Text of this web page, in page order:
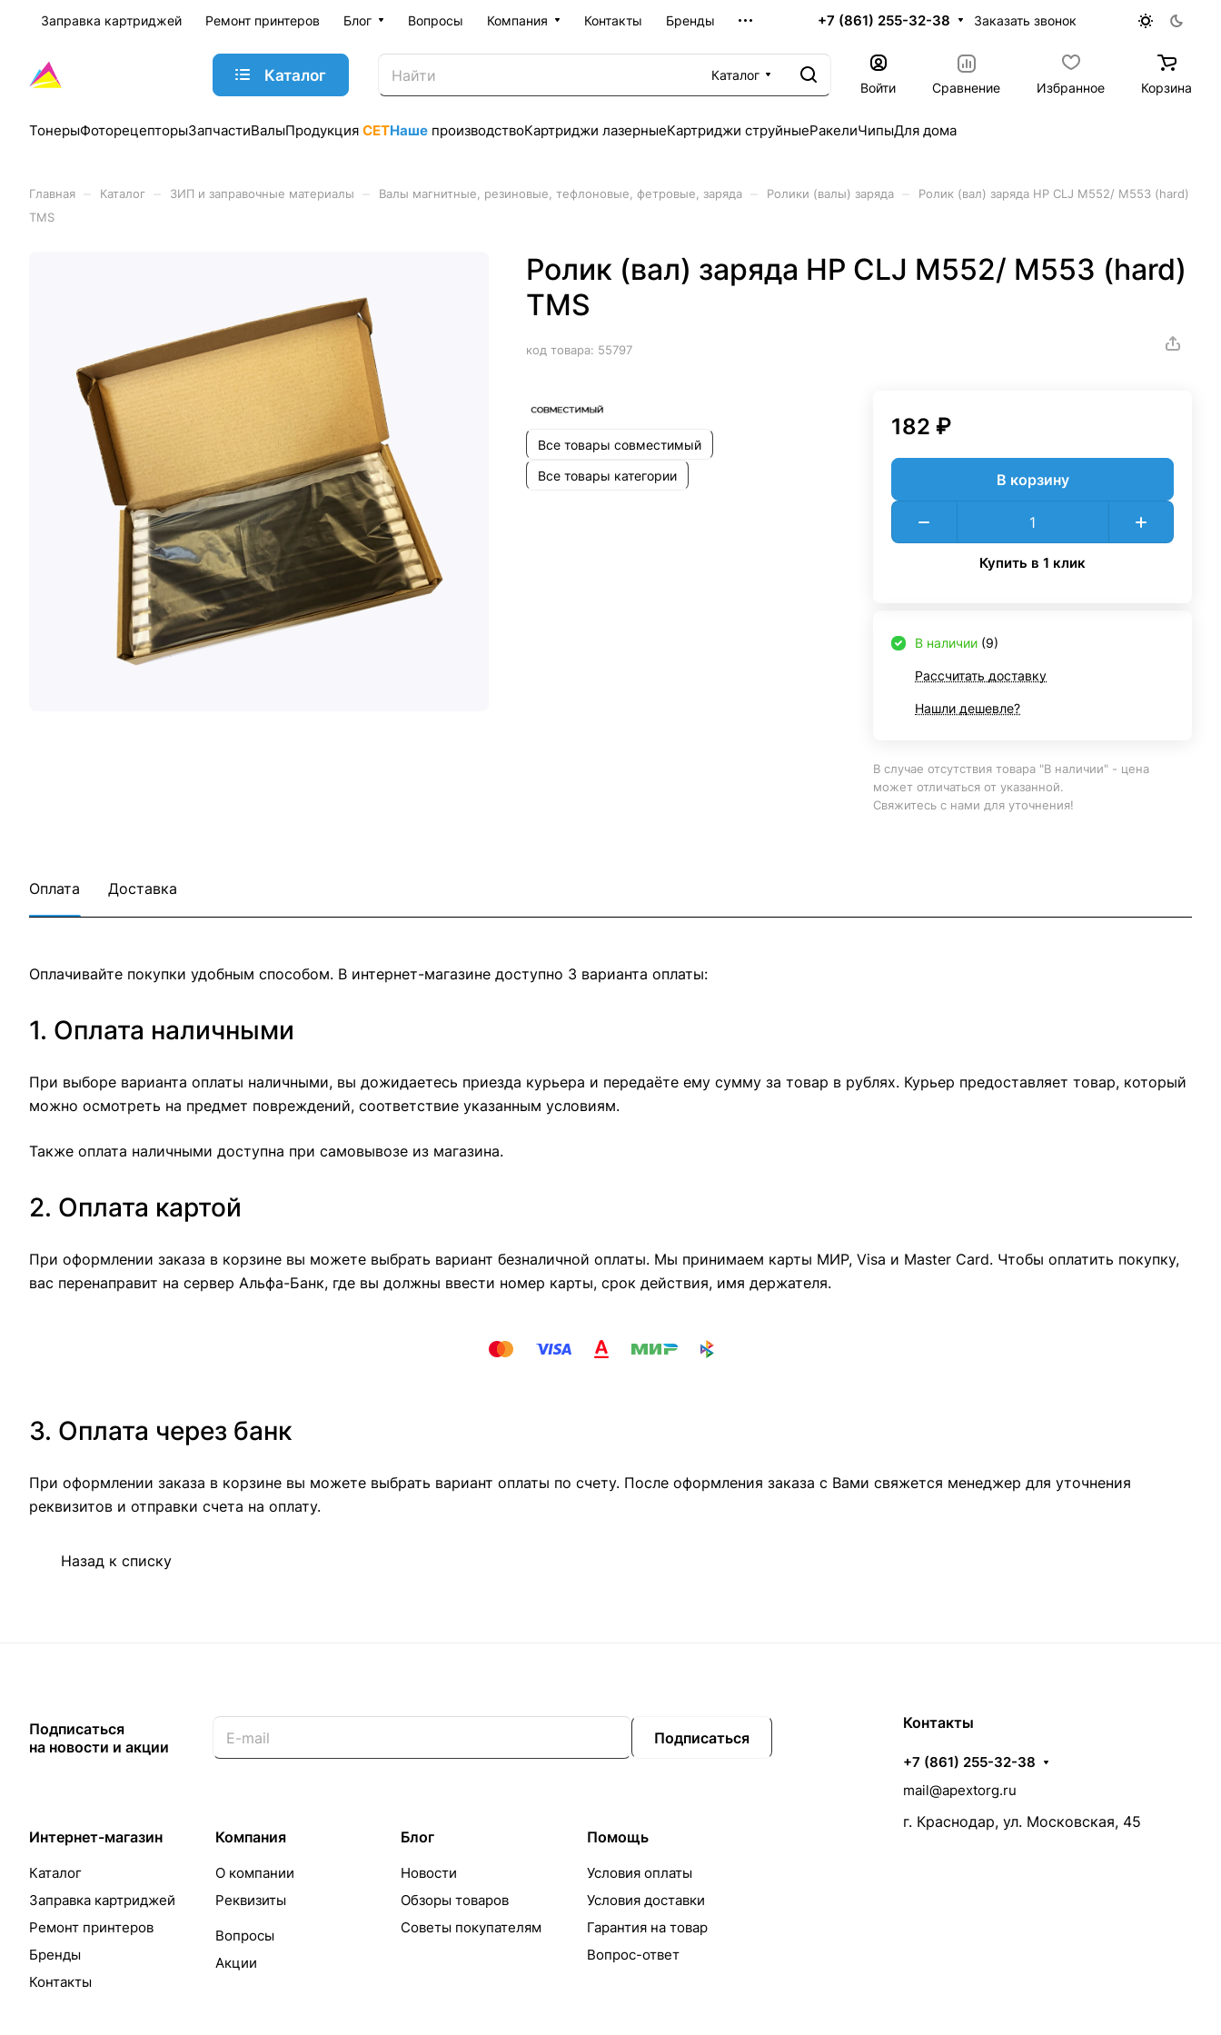
Заправка картриджей Ремонт принтеров Блог Вопросы Компания Контакты Бренды +7 (861) 255-32-38 Заказать звонок
Каталог
Каталог
Войти
Сравнение Избранное Корзина
ТонерыФоторецепторыЗапчастиВалыПродукция CETНаше производствоКартриджи лазерныеКартриджи струйныеРакелиЧипыДля дома
Главная Каталог ЗИП и заправочные материалы Валы магнитные, резиновые, тефлоновые, фетровые, заряда Ролики (валы) заряда
Ролик (вал) заряда HP CLJ M552/ M553 (hard)
TMS
Ролик (вал) заряда HP CLJ M552/ M553 (hard)
TMS
код товара: 55797
Все товары совместимый
Все товары категории
182 ₽
В корзину
Купить в 1 клик
В наличии (9)
Рассчитать доставку
Нашли дешевле?
В случае отсутствия товара "В наличии" - цена
может отличаться от указанной.
Свяжитесь с нами для уточнения!
Оплата Доставка
Оплачивайте покупки удобным способом. В интернет-магазине доступно 3 варианта оплаты:
1. Оплата наличными
При выборе варианта оплаты наличными, вы дожидаетесь приезда курьера и передаёте ему сумму за товар в рублях. Курьер предоставляет товар, который
можно осмотреть на предмет повреждений, соответствие указанным условиям.
Также оплата наличными доступна при самовывозе из магазина.
2. Оплата картой
При оформлении заказа в корзине вы можете выбрать вариант безналичной оплаты. Мы принимаем карты МИР, Visa и Master Card. Чтобы оплатить покупку,
вас перенаправит на сервер Альфа-Банк, где вы должны ввести номер карты, срок действия, имя держателя.
3. Оплата через банк
При оформлении заказа в корзине вы можете выбрать вариант оплаты по счету. После оформления заказа с Вами свяжется менеджер для уточнения
реквизитов и отправки счета на оплату.
Назад к списку
Подписаться
на новости и акции
Подписаться
Интернет-магазин
Каталог
Заправка картриджей
Ремонт принтеров
Бренды
Контакты
Компания
О компании
Реквизиты
Вопросы
Акции
Блог
Новости
Обзоры товаров
Советы покупателям
Помощь
Условия оплаты
Условия доставки
Гарантия на товар
Вопрос-ответ
Контакты
+7 (861) 255-32-38
mail@apextorg.ru
г. Краснодар, ул. Московская, 45